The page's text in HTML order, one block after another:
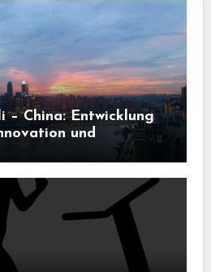
– China: Entwicklung
und